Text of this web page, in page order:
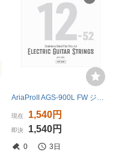
AriaProII AGS-900L FW ジャズギター弦
現在 1,540円
即決 1,540円
0 3日